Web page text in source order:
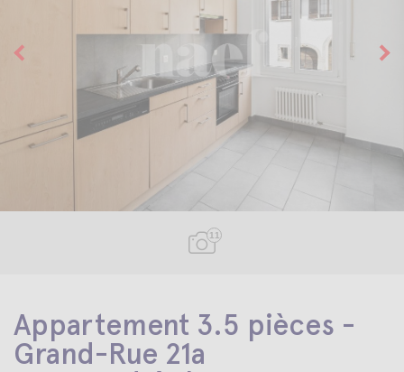
11
Appartement 3.5 pièces -
Grand-Rue 21a